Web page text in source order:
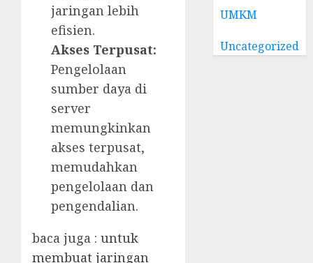
jaringan lebih
efisien.
Akses Terpusat:
Pengelolaan
sumber daya di
server
memungkinkan
akses terpusat,
memudahkan
pengelolaan dan
pengendalian.
baca juga : untuk
membuat jaringan
UMKM
Uncategorized